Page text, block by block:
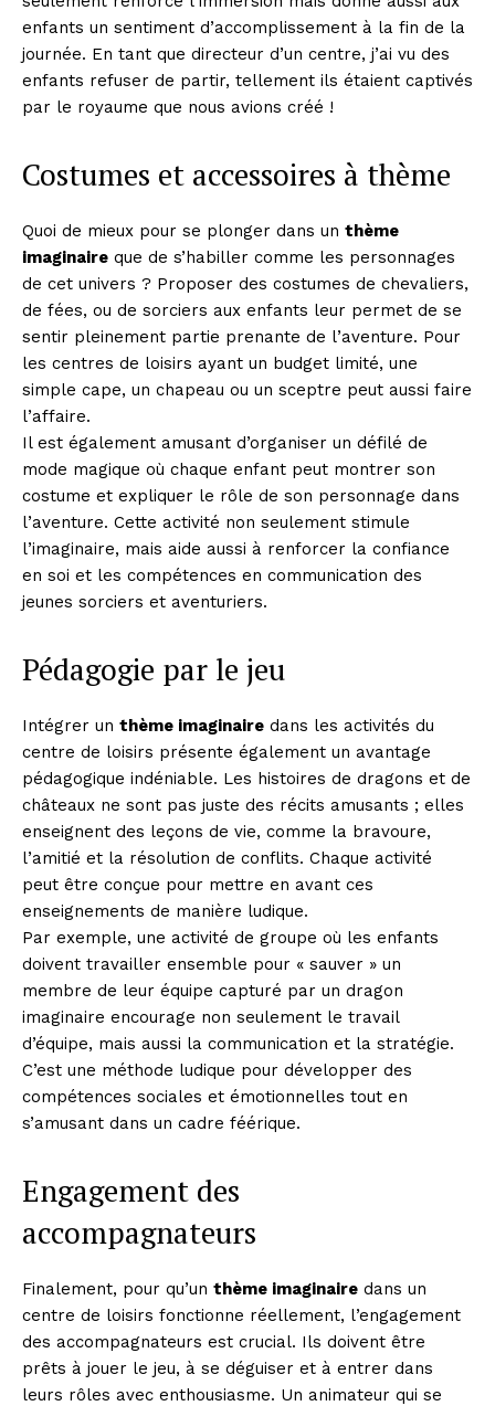
enfants un sentiment d’accomplissement à la fin de la
journée. En tant que directeur d’un centre, j’ai vu des
enfants refuser de partir, tellement ils étaient captivés
par le royaume que nous avions créé !
Costumes et accessoires à thème
Quoi de mieux pour se plonger dans un thème
imaginaire que de s’habiller comme les personnages
de cet univers ? Proposer des costumes de chevaliers,
de fées, ou de sorciers aux enfants leur permet de se
sentir pleinement partie prenante de l’aventure. Pour
les centres de loisirs ayant un budget limité, une
simple cape, un chapeau ou un sceptre peut aussi faire
l’affaire.
Il est également amusant d’organiser un défilé de
mode magique où chaque enfant peut montrer son
costume et expliquer le rôle de son personnage dans
l’aventure. Cette activité non seulement stimule
l’imaginaire, mais aide aussi à renforcer la confiance
en soi et les compétences en communication des
jeunes sorciers et aventuriers.
Pédagogie par le jeu
Intégrer un thème imaginaire dans les activités du
centre de loisirs présente également un avantage
pédagogique indéniable. Les histoires de dragons et de
châteaux ne sont pas juste des récits amusants ; elles
enseignent des leçons de vie, comme la bravoure,
l’amitié et la résolution de conflits. Chaque activité
peut être conçue pour mettre en avant ces
enseignements de manière ludique.
Par exemple, une activité de groupe où les enfants
doivent travailler ensemble pour « sauver » un
membre de leur équipe capturé par un dragon
imaginaire encourage non seulement le travail
d’équipe, mais aussi la communication et la stratégie.
C’est une méthode ludique pour développer des
compétences sociales et émotionnelles tout en
s’amusant dans un cadre féérique.
Engagement des
accompagnateurs
Finalement, pour qu’un thème imaginaire dans un
centre de loisirs fonctionne réellement, l’engagement
des accompagnateurs est crucial. Ils doivent être
prêts à jouer le jeu, à se déguiser et à entrer dans
leurs rôles avec enthousiasme. Un animateur qui se